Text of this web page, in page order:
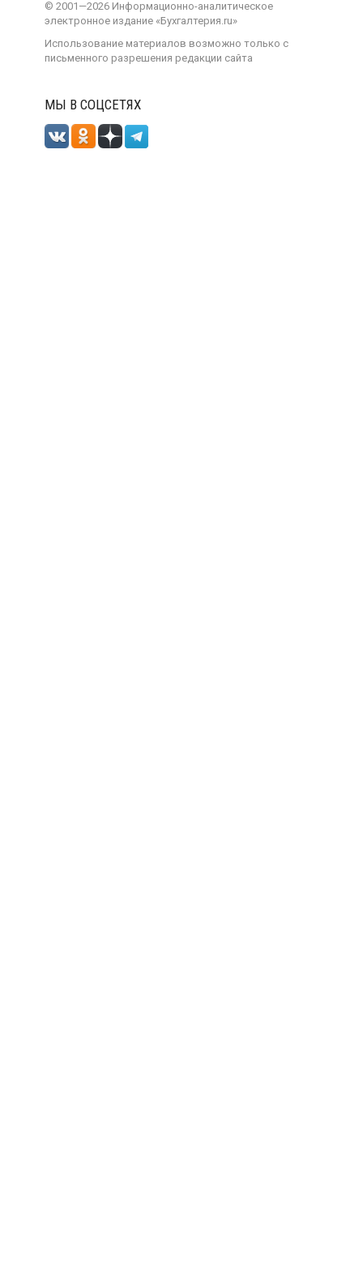
© 2001—2026 Информационно-аналитическое
электронное издание «Бухгалтерия.ru»
Использование материалов возможно только с
письменного разрешения редакции сайта
МЫ В СОЦСЕТЯХ